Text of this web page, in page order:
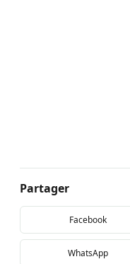
Partager
Facebook
WhatsApp